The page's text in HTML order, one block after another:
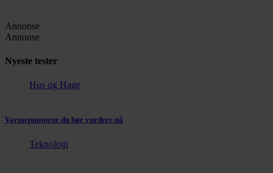
Annonse
Annonse
Nyeste tester
Hus og Hage
Varmepumpene du bør vurdere nå
Teknologi